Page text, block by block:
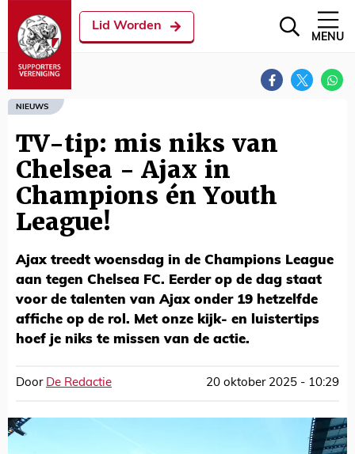
Lid Worden
MENU
NIEUWS
TV-tip: mis niks van
Chelsea - Ajax in
Champions én Youth
League!
Ajax treedt woensdag in de Champions League
aan tegen Chelsea FC. Eerder op de dag staat
voor de talenten van Ajax onder 19 hetzelfde
affiche op de rol. Met onze kijk- en luistertips
hoef je niks te missen van de actie.
Door De Redactie 20 oktober 2025 - 10:29